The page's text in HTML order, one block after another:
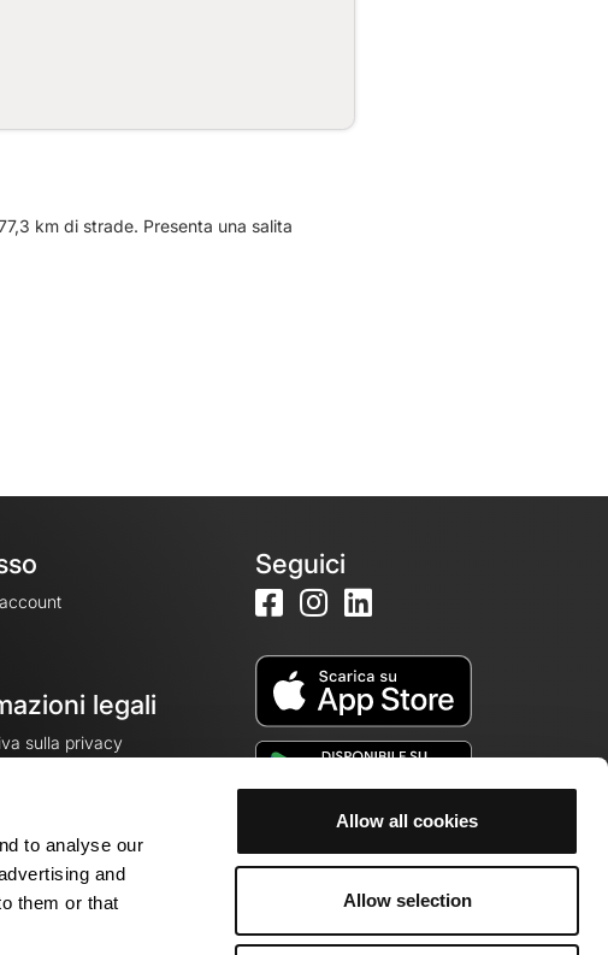
to analyse our
and
them or that
Allow all cookies
Allow selection
km di strade. Presenta una salita
legali
sulla privacy
dei cookie
Seguici